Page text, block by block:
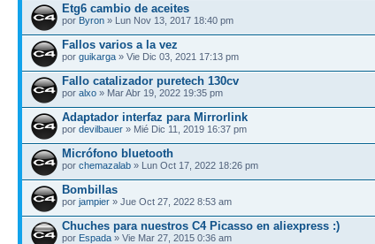
Etg6 cambio de aceites
por Byron » Lun Nov 13, 2017 18:40 pm
Fallos varios a la vez
por guikarga » Vie Dic 03, 2021 17:13 pm
Fallo catalizador puretech 130cv
por alxo » Mar Abr 19, 2022 19:35 pm
Adaptador interfaz para Mirrorlink
por devilbauer » Mié Dic 11, 2019 16:37 pm
Micrófono bluetooth
por chemazalab » Lun Oct 17, 2022 18:26 pm
Bombillas
por jampier » Jue Oct 27, 2022 8:53 am
Chuches para nuestros C4 Picasso en aliexpress :)
por Espada » Vie Mar 27, 2015 0:36 am